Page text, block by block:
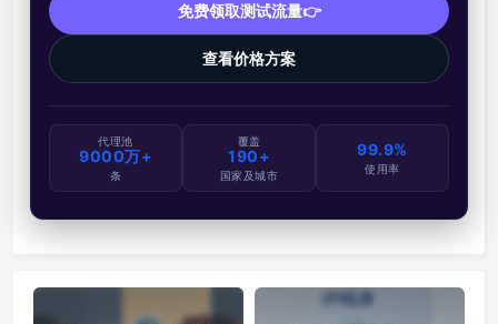
免费领取测试流量👉
查看价格方案
代理池
9000万+
条
覆盖
190+
国家及城市
99.9%
使用率